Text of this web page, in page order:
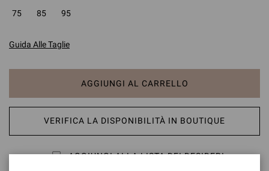
75 85 95
Guida Alle Taglie
AGGIUNGI AL CARRELLO
VERIFICA LA DISPONIBILITÀ IN BOUTIQUE
AGGIUNGI ALLA LISTA DEI DESIDERI